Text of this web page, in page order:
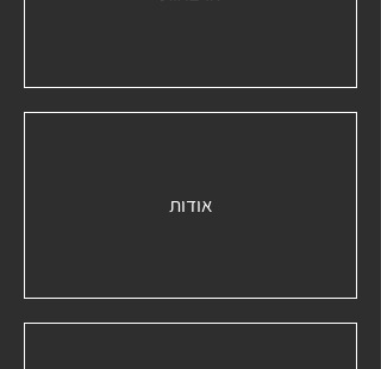
אודות